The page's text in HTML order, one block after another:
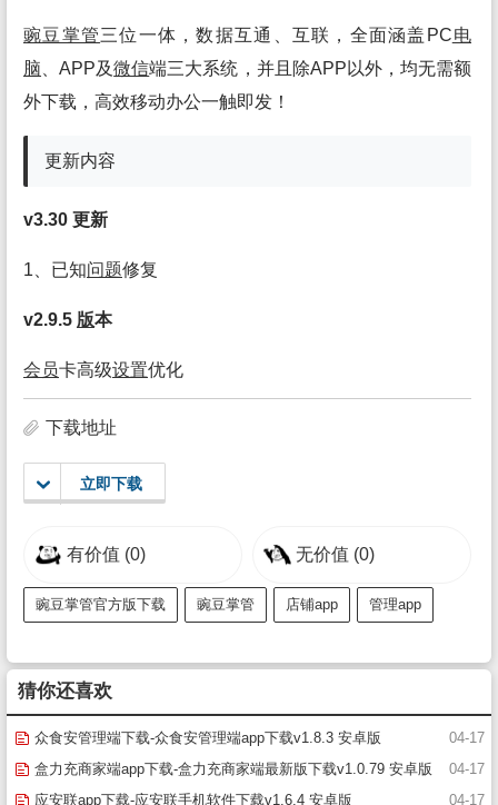
豌豆掌管三位一体，数据互通、互联，全面涵盖PC电
脑 、APP及微信端三大系统，并且除APP以外，均无需额
外下载，高效移动办公一触即发！
更新内容
v3.30 更新
1、已知问题修复
v2.9.5 版本
会员卡高级设置优化
下载地址
立即下载
有价值 (0) 无价值 (0)
豌豆掌管官方版下载 豌豆掌管 店铺app 管理app
猜你还喜欢
04-17
众食安管理端下载-众食安管理端app下载v1.8.3 安卓版
04-17
盒力充商家端app下载-盒力充商家端最新版下载v1.0.79 安卓版
04-17
应安联app下载-应安联手机软件下载v1.6.4 安卓版